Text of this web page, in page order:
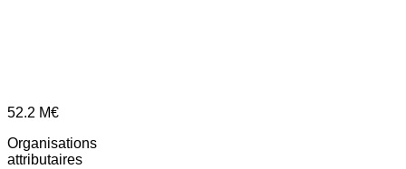
52.2 M€
Organisations
attributaires